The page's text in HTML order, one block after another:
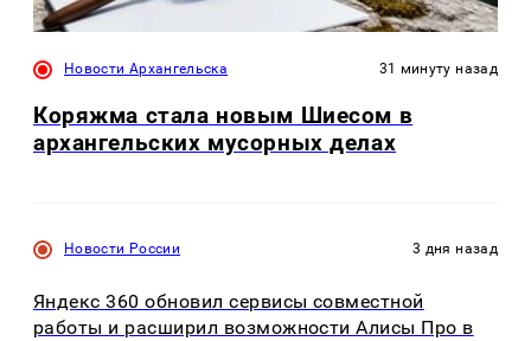
Новости Архангельска 31 минуту назад
Коряжма стала новым Шиесом в
архангельских мусорных делах
Новости России 3 дня назад
Яндекс 360 обновил сервисы совместной
работы и расширил возможности Алисы Про в